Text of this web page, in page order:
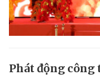
Phát động